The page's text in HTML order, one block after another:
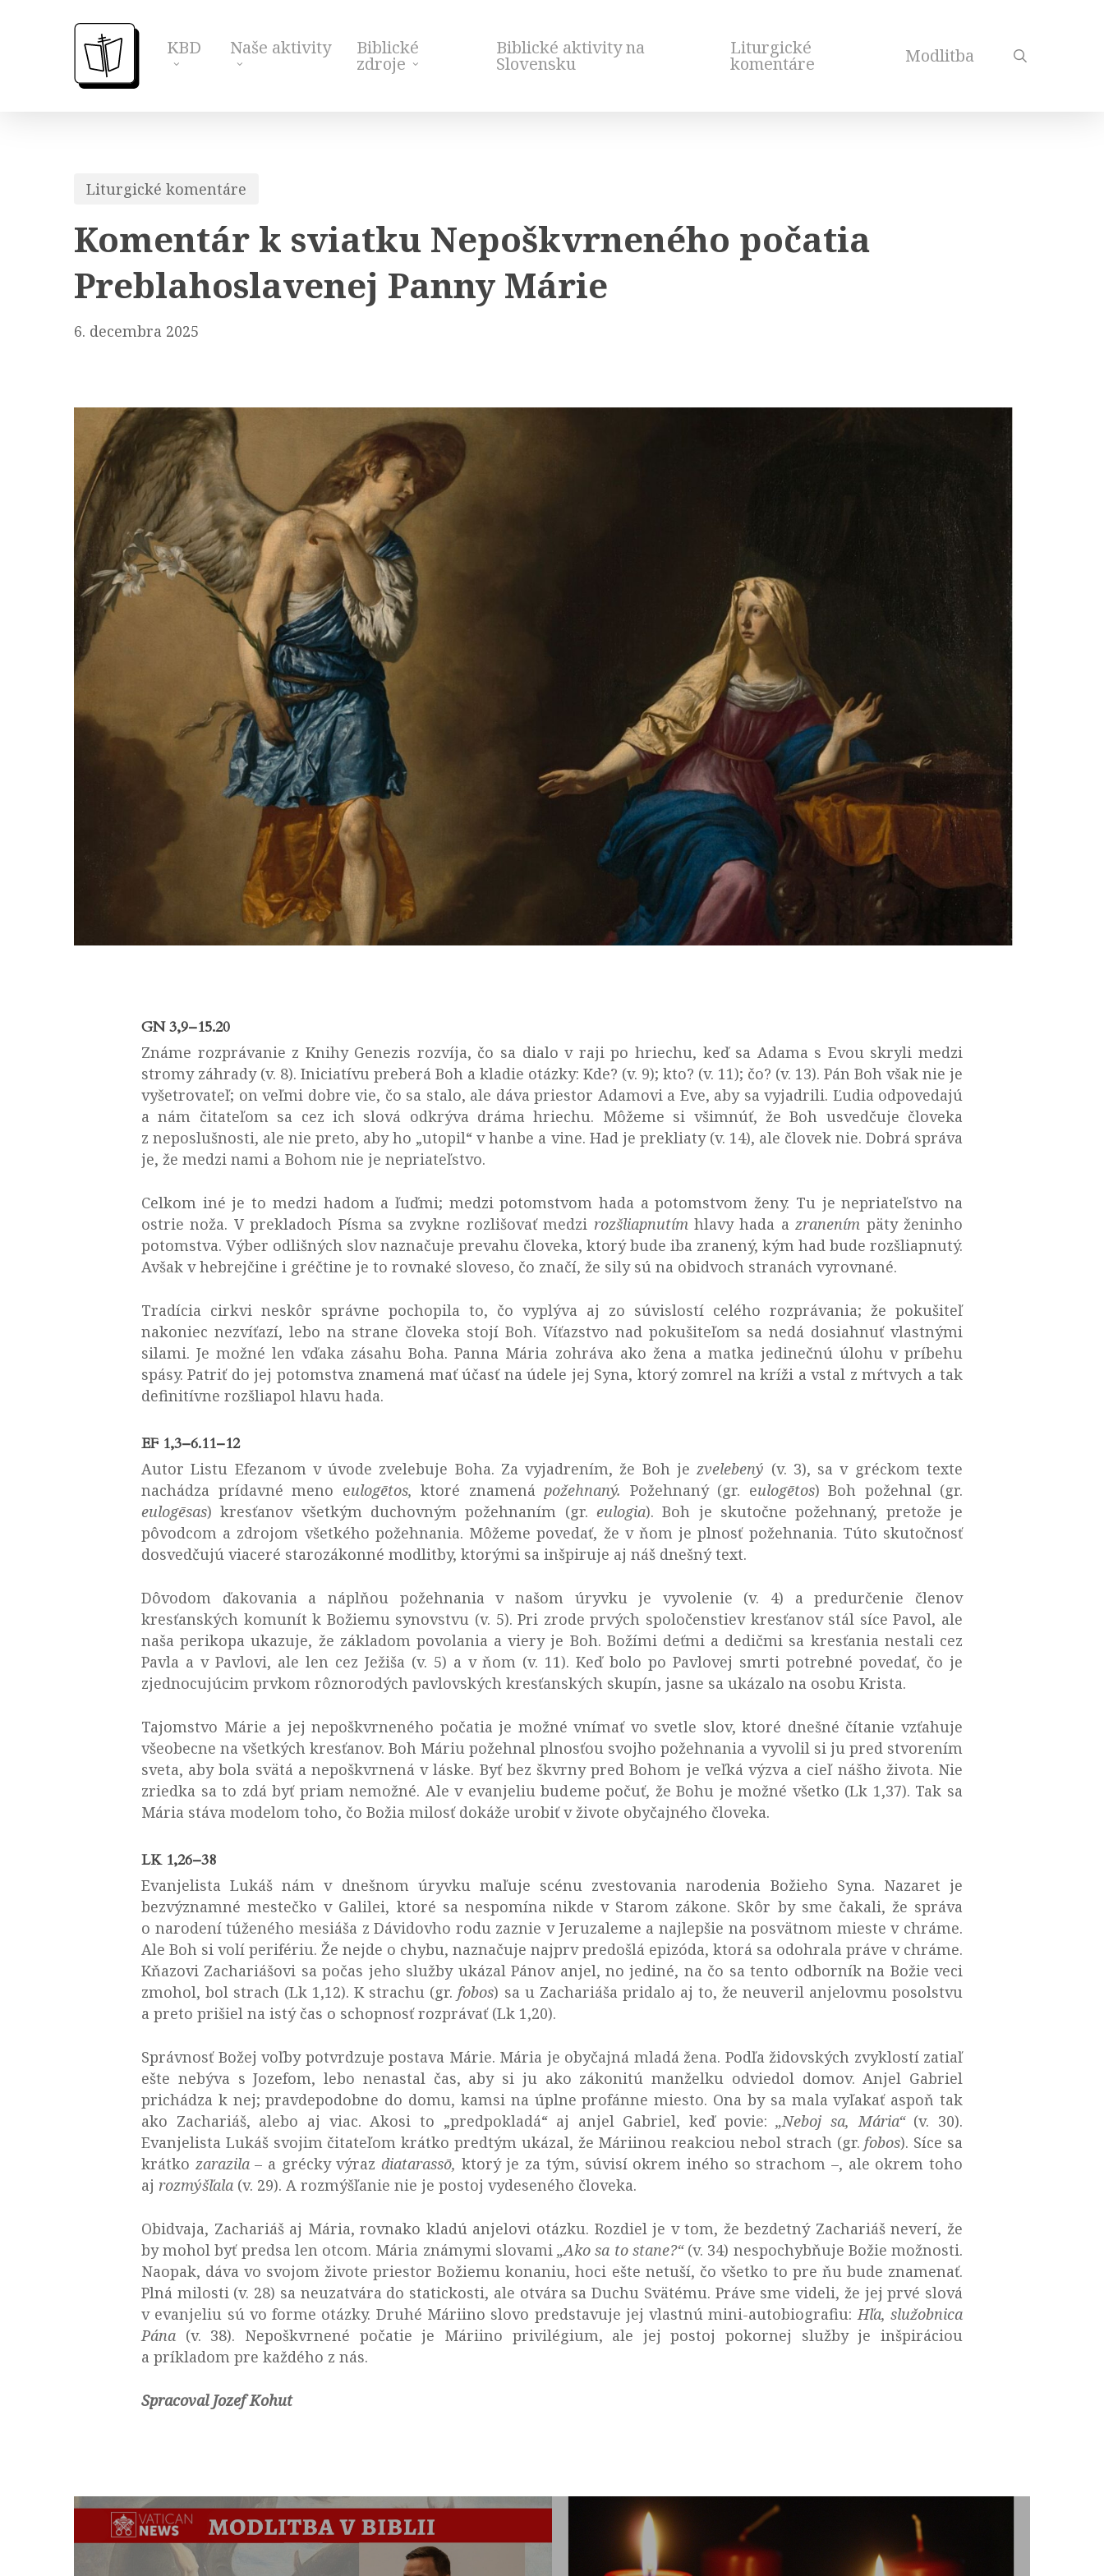
KBD Naše aktivity Biblické
zdroje
Biblické aktivity na
Slovensku
Liturgické
komentáre Modlitba
Liturgické komentáre
Komentár k sviatku Nepoškvrneného počatia
Preblahoslavenej Panny Márie
6. decembra 2025
GN 3,9–15.20
Známe rozprávanie z Knihy Genezis rozvíja, čo sa dialo v raji po hriechu, keď sa Adama s Evou skryli medzi
stromy záhrady (v. 8). Iniciatívu preberá Boh a kladie otázky: Kde? (v. 9); kto? (v. 11); čo? (v. 13). Pán Boh však nie je
vyšetrovateľ; on veľmi dobre vie, čo sa stalo, ale dáva priestor Adamovi a Eve, aby sa vyjadrili. Ľudia odpovedajú
a nám čitateľom sa cez ich slová odkrýva dráma hriechu. Môžeme si všimnúť, že Boh usvedčuje človeka
z neposlušnosti, ale nie preto, aby ho „utopil“ v hanbe a vine. Had je prekliaty (v. 14), ale človek nie. Dobrá správa
je, že medzi nami a Bohom nie je nepriateľstvo.
Celkom iné je to medzi hadom a ľuďmi; medzi potomstvom hada a potomstvom ženy. Tu je nepriateľstvo na
ostrie noža. V prekladoch Písma sa zvykne rozlišovať medzi rozšliapnutímhlavy hada azranením päty ženinho
potomstva. Výber odlišných slov naznačuje prevahu človeka, ktorý bude iba zranený, kým had bude rozšliapnutý.
Avšak v hebrejčine i gréčtine je to rovnaké sloveso, čo značí, že sily sú na obidvoch stranách vyrovnané.
Tradícia cirkvi neskôr správne pochopila to, čo vyplýva aj zo súvislostí celého rozprávania; že pokušiteľ
nakoniec nezvíťazí, lebo na strane človeka stojí Boh. Víťazstvo nad pokušiteľom sa nedá dosiahnuť vlastnými
silami. Je možné len vďaka zásahu Boha. Panna Mária zohráva ako žena a matka jedinečnú úlohu v príbehu
spásy. Patriť do jej potomstva znamená mať účasť na údele jej Syna, ktorý zomrel na kríži a vstal z mŕtvych a tak
definitívne rozšliapol hlavu hada.
EF 1,3–6.11–12
Autor Listu Efezanom v úvode zvelebuje Boha. Za vyjadrením, že Boh jezvelebený (v. 3), sa v gréckom texte
nachádza prídavné meno eulogētos, ktoré znamená požehnaný. Požehnaný (gr. eulogētos) Boh požehnal (gr.
eulogēsas) kresťanov všetkým duchovným požehnaním (gr. eulogia). Boh je skutočne požehnaný, pretože je
pôvodcom a zdrojom všetkého požehnania. Môžeme povedať, že v ňom je plnosť požehnania. Túto skutočnosť
dosvedčujú viaceré starozákonné modlitby, ktorými sa inšpiruje aj náš dnešný text.
Dôvodom ďakovania a náplňou požehnania v našom úryvku je vyvolenie (v. 4) a predurčenie členov
kresťanských komunít k Božiemu synovstvu (v. 5). Pri zrode prvých spoločenstiev kresťanov stál síce Pavol, ale
naša perikopa ukazuje, že základom povolania a viery je Boh. Božími deťmi a dedičmi sa kresťania nestali cez
Pavla a v Pavlovi, ale len cez Ježiša (v. 5) a v ňom (v. 11). Keď bolo po Pavlovej smrti potrebné povedať, čo je
zjednocujúcim prvkom rôznorodých pavlovských kresťanských skupín, jasne sa ukázalo na osobu Krista.
Tajomstvo Márie a jej nepoškvrneného počatia je možné vnímať vo svetle slov, ktoré dnešné čítanie vzťahuje
všeobecne na všetkých kresťanov. Boh Máriu požehnal plnosťou svojho požehnania a vyvolil si ju pred stvorením
sveta, aby bola svätá a nepoškvrnená v láske. Byť bez škvrny pred Bohom je veľká výzva a cieľ nášho života. Nie
zriedka sa to zdá byť priam nemožné. Ale v evanjeliu budeme počuť, že Bohu je možné všetko (Lk 1,37). Tak sa
Mária stáva modelom toho, čo Božia milosť dokáže urobiť v živote obyčajného človeka.
LK 1,26–38
Evanjelista Lukáš nám v dnešnom úryvku maľuje scénu zvestovania narodenia Božieho Syna. Nazaret je
bezvýznamné mestečko v Galilei, ktoré sa nespomína nikde v Starom zákone. Skôr by sme čakali, že správa
o narodení túženého mesiáša z Dávidovho rodu zaznie v Jeruzaleme a najlepšie na posvätnom mieste v chráme.
Ale Boh si volí perifériu. Že nejde o chybu, naznačuje najprv predošlá epizóda, ktorá sa odohrala práve v chráme.
Kňazovi Zachariášovi sa počas jeho služby ukázal Pánov anjel, no jediné, na čo sa tento odborník na Božie veci
zmohol, bol strach (Lk 1,12). K strachu (gr. fobos) sa u Zachariáša pridalo aj to, že neuveril anjelovmu posolstvu
a preto prišiel na istý čas o schopnosť rozprávať (Lk 1,20).
Správnosť Božej voľby potvrdzuje postava Márie. Mária je obyčajná mladá žena. Podľa židovských zvyklostí zatiaľ
ešte nebýva s Jozefom, lebo nenastal čas, aby si ju ako zákonitú manželku odviedol domov. Anjel Gabriel
prichádza k nej; pravdepodobne do domu, kamsi na úplne profánne miesto. Ona by sa mala vyľakať aspoň tak
ako Zachariáš, alebo aj viac. Akosi to „predpokladá“ aj anjel Gabriel, keď povie:„Neboj sa, Mária“(v. 30).
Evanjelista Lukáš svojim čitateľom krátko predtým ukázal, že Máriinou reakciou nebol strach (gr. fobos). Síce sa
krátko zarazila– a grécky výrazdiatarassō, ktorý je za tým, súvisí okrem iného so strachom –, ale okrem toho
aj rozmýšľala (v. 29). A rozmýšľanie nie je postoj vydeseného človeka.
Obidvaja, Zachariáš aj Mária, rovnako kladú anjelovi otázku. Rozdiel je v tom, že bezdetný Zachariáš neverí, že
by mohol byť predsa len otcom. Mária známymi slovami„Ako sa to stane?“(v. 34) nespochybňuje Božie možnosti.
Naopak, dáva vo svojom živote priestor Božiemu konaniu, hoci ešte netuší, čo všetko to pre ňu bude znamenať.
Plná milosti (v. 28) sa neuzatvára do statickosti, ale otvára sa Duchu Svätému. Práve sme videli, že jej prvé slová
v evanjeliu sú vo forme otázky. Druhé Máriino slovo predstavuje jej vlastnú mini-autobiografiu: Hľa, služobnica
Pána (v. 38). Nepoškvrnené počatie je Máriino privilégium, ale jej postoj pokornej služby je inšpiráciou
a príkladom pre každého z nás.
Spracoval Jozef Kohut